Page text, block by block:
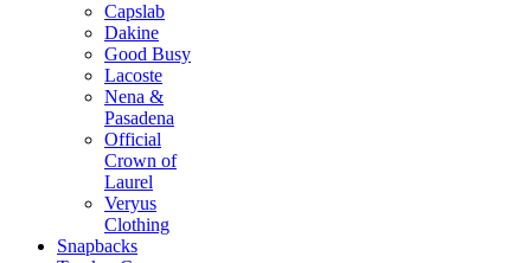
Capslab
Dakine
Good Busy
Lacoste
Nena &
Pasadena
Official
Crown of
Laurel
Veryus
Clothing
Snapbacks